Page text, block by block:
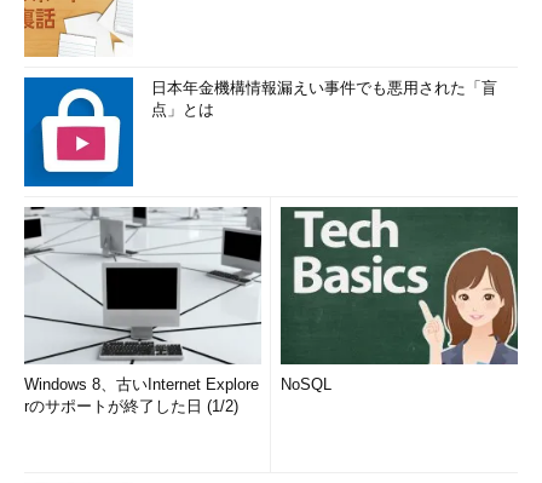
日本年金機構情報漏えい事件でも悪用された「盲
点」とは
Windows 8、古いInternet Explore
rのサポートが終了した日 (1/2)
NoSQL